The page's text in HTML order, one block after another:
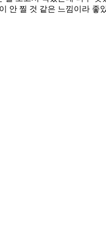
안 찔 것 같은 느낌이라 좋